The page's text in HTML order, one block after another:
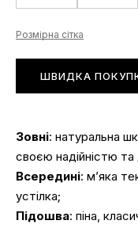
Розмірна сітка
ШВИДКА
Зовні: натуральна
своєю надійністю та
Всередині: м’яка
устілка;
Підошва: піна,